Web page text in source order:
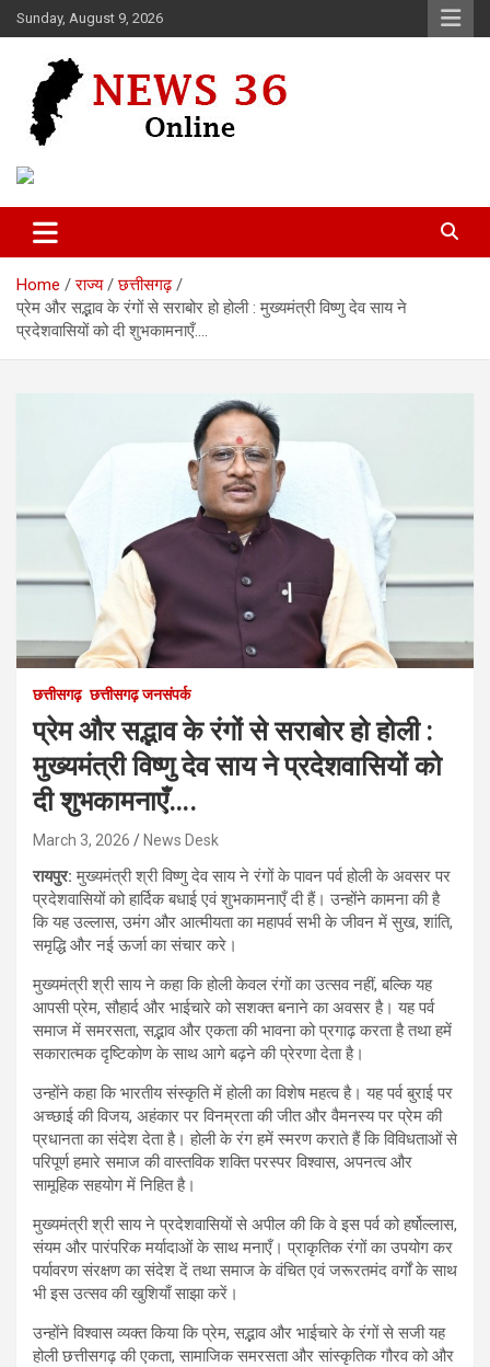
Skip
to
Sunday, August 9, 2026
News 36
Home राज्य
छत्तीसगढ़
प्रेम और सद्भाव के रंगों से सराबोर हो होली : मुख्यमंत्री विष्णु देव साय ने
प्रदेशवासियों को दी शुभकामनाएँ….
छत्तीसगढ़ छत्तीसगढ़ जनसंपर्क
प्रेम और सद्भाव के रंगों से सराबोर हो होली :
मुख्यमंत्री विष्णु देव साय ने प्रदेशवासियों को
दी शुभकामनाएँ….
March 3, 2026 News Desk
रायपुर:मुख्यमंत्री श्री विष्णु देव साय ने रंगों के पावन पर्व होली के अवसर पर
प्रदेशवासियों को हार्दिक बधाई एवं शुभकामनाएँ दी हैं। उन्होंने कामना की है
कि यह उल्लास, उमंग और आत्मीयता का महापर्व सभी के जीवन में सुख, शांति,
समृद्धि और नई ऊर्जा का संचार करे।
मुख्यमंत्री श्री साय ने कहा कि होली केवल रंगों का उत्सव नहीं, बल्कि यह
आपसी प्रेम, सौहार्द और भाईचारे को सशक्त बनाने का अवसर है। यह पर्व
समाज में समरसता, सद्भाव और एकता की भावना को प्रगाढ़ करता है तथा हमें
सकारात्मक दृष्टिकोण के साथ आगे बढ़ने की प्रेरणा देता है।
उन्होंने कहा कि भारतीय संस्कृति में होली का विशेष महत्व है। यह पर्व बुराई पर
अच्छाई की विजय, अहंकार पर विनम्रता की जीत और वैमनस्य पर प्रेम की
प्रधानता का संदेश देता है। होली के रंग हमें स्मरण कराते हैं कि विविधताओं से
परिपूर्ण हमारे समाज की वास्तविक शक्ति परस्पर विश्वास, अपनत्व और
सामूहिक सहयोग में निहित है।
मुख्यमंत्री श्री साय ने प्रदेशवासियों से अपील की कि वे इस पर्व को हर्षोल्लास,
संयम और पारंपरिक मर्यादाओं के साथ मनाएँ। प्राकृतिक रंगों का उपयोग कर
पर्यावरण संरक्षण का संदेश दें तथा समाज के वंचित एवं जरूरतमंद वर्गों के साथ
भी इस उत्सव की खुशियाँ साझा करें।
उन्होंने विश्वास व्यक्त किया कि प्रेम, सद्भाव और भाईचारे के रंगों से सजी यह
होली छत्तीसगढ़ की एकता, सामाजिक समरसता और सांस्कृतिक गौरव को और